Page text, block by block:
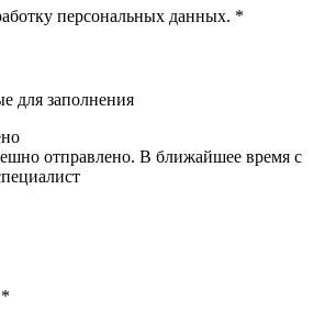
персональных данных. *
для заполнения
отправлено. В ближайшее время с
*